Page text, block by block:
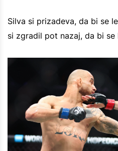
Silva si prizadeva, da bi se
si zgradil pot nazaj, da bi